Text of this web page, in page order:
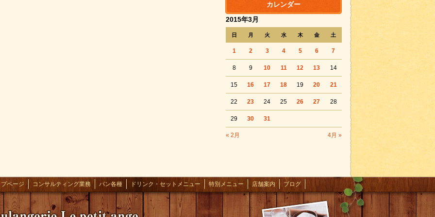
カレンダー
2015年3月
日 月 火 水 木 金 土
« 2月 4月 »
1 2 3 4 5 6 7
8 9 10 11 12 13 14
15 16 17 18 19 20 21
22 23 24 25 26 27 28
29 30 31
ページ コンサルティング業務 パン各種 ドリンク・セットメニュー 特別メニュー 店舗案内 ブログ